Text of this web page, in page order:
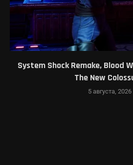
System Shock Remake, Blood
The New
5 августа, 2026